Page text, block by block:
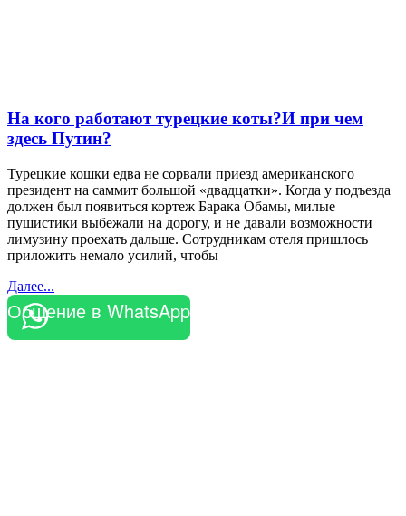
На кого работают турецкие коты?И при чем
здесь Путин?
Турецкие кошки едва не сорвали приезд американского
президент на саммит большой «двадцатки». Когда у подъезда
должен был появиться кортеж Барака Обамы, милые
пушистики выбежали на дорогу, и не давали возможности
лимузину проехать дальше. Сотрудникам отеля пришлось
приложить немало усилий, чтобы
Далее...
Общение в WhatsApp